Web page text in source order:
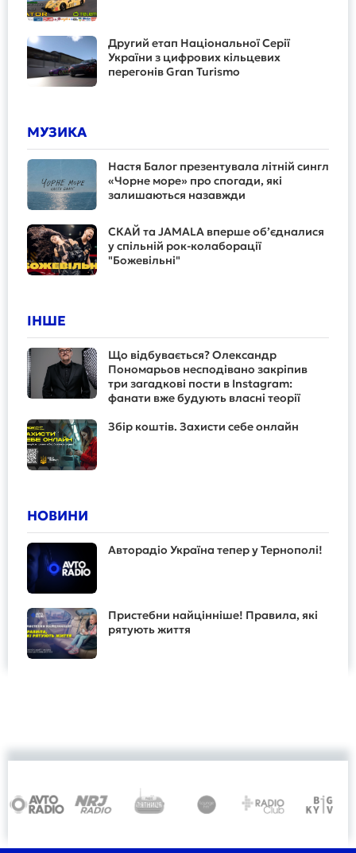
Другий етап Національної Серії
України з цифрових кільцевих
перегонів Gran Turismo
МУЗИКА
Настя Балог презентувала літній сингл
«Чорне море» про спогади, які
залишаються назавжди
СКАЙ та JAMALA вперше об’єдналися
у спільній рок-колаборації
"Божевільні"
ІНШЕ
Що відбувається? Олександр
Пономарьов несподівано закріпив
три загадкові пости в Instagram:
фанати вже будують власні теорії
Збір коштів. Захисти себе онлайн
НОВИНИ
Авторадіо Україна тепер у Тернополі!
Пристебни найцінніше! Правила, які
рятують життя